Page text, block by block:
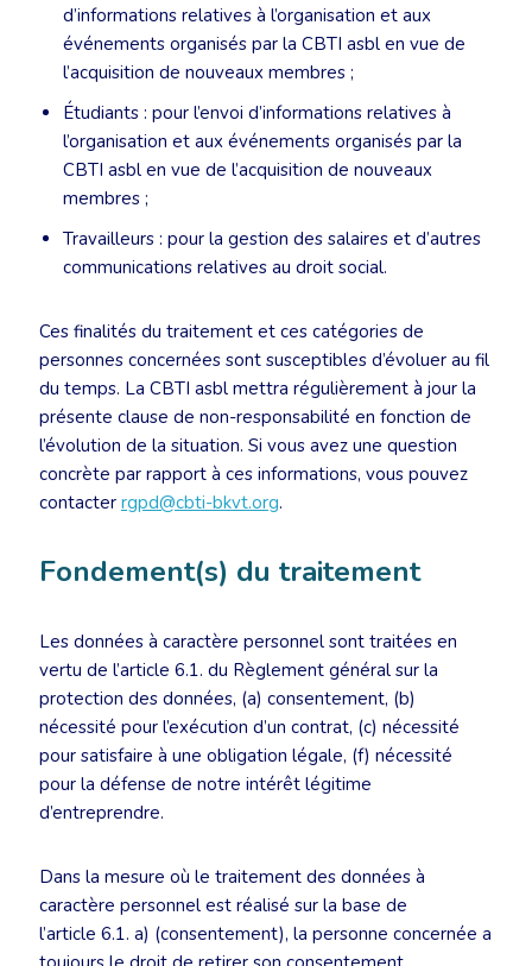
d’informations relatives à l’organisation et aux
événements organisés par la CBTI asbl en vue de
l’acquisition de nouveaux membres ;
Étudiants : pour l’envoi d’informations relatives à
l’organisation et aux événements organisés par la
CBTI asbl en vue de l’acquisition de nouveaux
membres ;
Travailleurs : pour la gestion des salaires et d’autres
communications relatives au droit social.
Ces finalités du traitement et ces catégories de
personnes concernées sont susceptibles d’évoluer au fil
du temps. La CBTI asbl mettra régulièrement à jour la
présente clause de non-responsabilité en fonction de
l’évolution de la situation. Si vous avez une question
concrète par rapport à ces informations, vous pouvez
contacter rgpd@cbti-bkvt.org.
Fondement(s) du traitement
Les données à caractère personnel sont traitées en
vertu de l’article 6.1. du Règlement général sur la
protection des données, (a) consentement, (b)
nécessité pour l’exécution d’un contrat, (c) nécessité
pour satisfaire à une obligation légale, (f) nécessité
pour la défense de notre intérêt légitime
d’entreprendre.
Dans la mesure où le traitement des données à
caractère personnel est réalisé sur la base de
l’article 6.1. a) (consentement), la personne concernée a